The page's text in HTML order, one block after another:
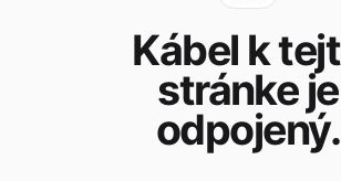
Kábel k
stránke je
odpojený.